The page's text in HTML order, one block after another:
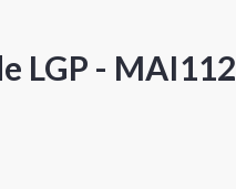
LGP - MAI112